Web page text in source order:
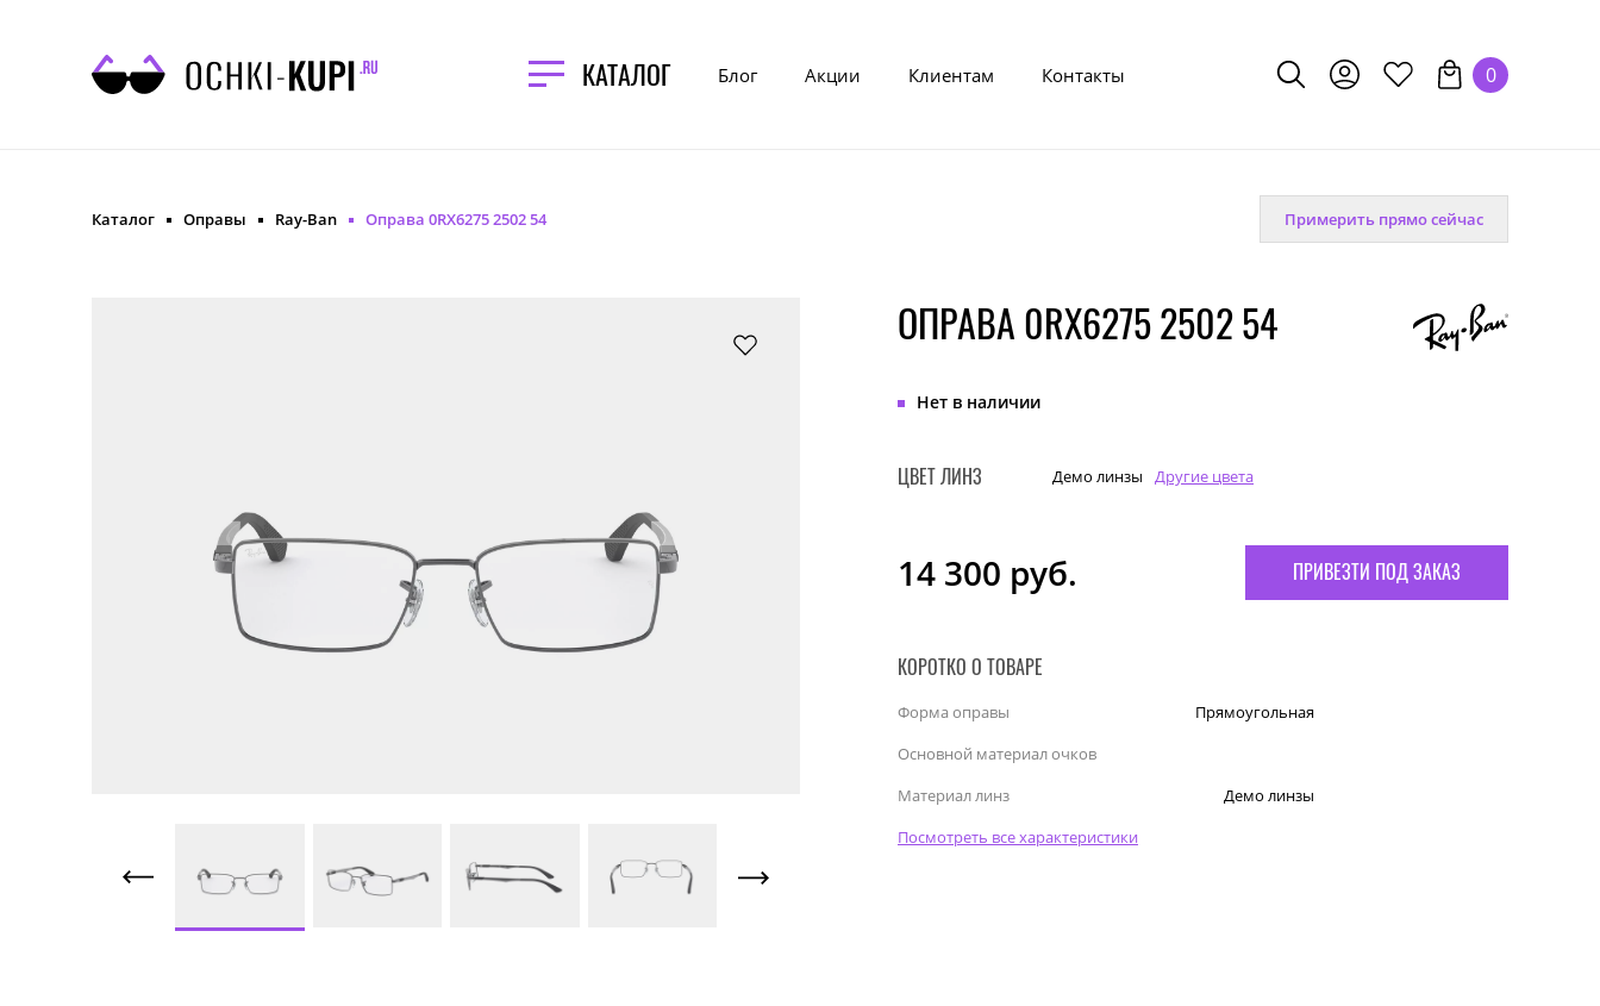
КАТАЛОГ Блог Акции Клиентам Контакты 0
Каталог Оправы Ray-Ban Оправа 0RX6275 2502 54 Примерить прямо сейчас
ОПРАВА 0RX6275 2502 54
Нет в наличии
ЦВЕТ ЛИНЗ Демо линзы Другие цвета
14 300 руб. ПРИВЕЗТИ ПОД ЗАКАЗ
КОРОТКО О ТОВАРЕ
Форма оправы
Прямоугольная
Основной материал очков
Материал линз
Демо линзы
Посмотреть все характеристики